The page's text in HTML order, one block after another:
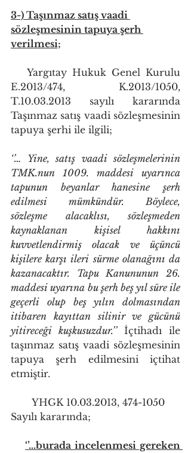
3-) Taşınmaz satış vaadi
sözleşmesinin tapuya şerh
verilmesi;
E.2013/474, K.2013/1050,
T.10.03.2013 sayılı kararında
Taşınmaz satış vaadi sözleşmesinin
tapuya şerhi ile ilgili;
‘’… Yine, satış vaadi sözleşmelerinin
TMK.nun 1009. maddesi uyarınca
tapunun beyanlar hanesine şerh
edilmesi mümkündür. Böylece,
sözleşme alacaklısı, sözleşmeden
kaynaklanan kişisel hakkını
kuvvetlendirmiş olacak ve üçüncü
kişilere karşı ileri sürme olanağını da
kazanacaktır. Tapu Kanununun 26.
maddesi uyarına bu şerh beş yıl süre ile
geçerli olup beş yılın dolmasından
itibaren kayıttan silinir ve gücünü
yitireceği kuşkusuzdur.’’ İçtihadı ile
taşınmaz satış vaadi sözleşmesinin
tapuya şerh edilmesini içtihat
etmiştir.
Sayılı kararında;
‘’…burada incelenmesi gereken